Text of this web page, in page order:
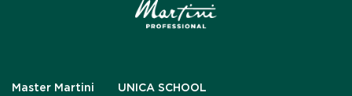
Master Martini
UNICA SCHOOL